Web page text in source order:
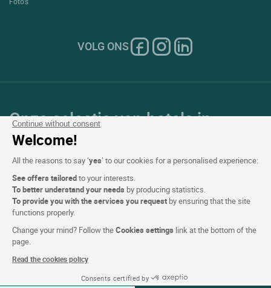
Continue without consent
Welcome!
All the reasons to say ‘yes’ to our cookies for a personalised experience:
See offers tailoredto your interests.
To better understand your needs by producing statistics.
To provide you with the services you request by ensuring that the site
functions properly.
Change your mind? Follow theCookies settings link at the bottom of the
page.
Read the cookies policy
Consents certified by
VOLG ONS
Onze selectie van hotels in
Frankrijk en Europa
Top Landen
Topregio's
Top Steden
Top Hotels